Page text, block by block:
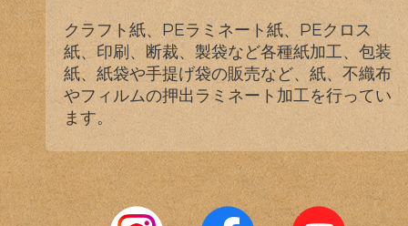
クラフト紙、PEラミネート紙、PEクロス
紙、印刷、断裁、製袋など各種紙加工、包装
紙、紙袋や手提げ袋の販売など、紙、不織布
やフィルムの押出ラミネート加工を行ってい
ます。